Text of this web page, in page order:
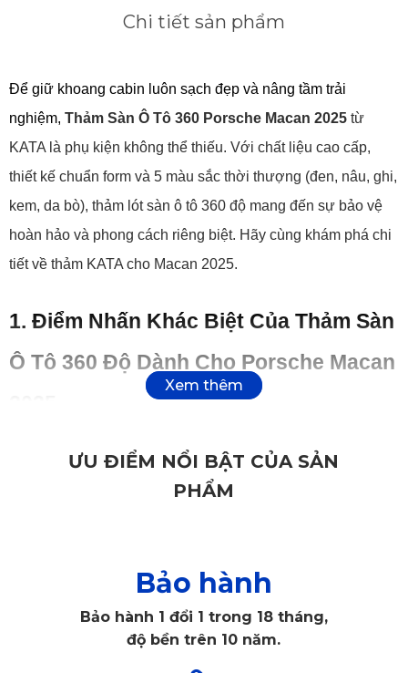
Chi tiết sản phẩm
Để giữ khoang cabin luôn sạch đẹp và nâng tầm trải
nghiệm, Thảm Sàn Ô Tô 360 Porsche Macan 2025 từ
KATA là phụ kiện không thể thiếu. Với chất liệu cao cấp,
thiết kế chuẩn form và 5 màu sắc thời thượng (đen, nâu, ghi,
kem, da bò), thảm lót sàn ô tô 360 độ mang đến sự bảo vệ
hoàn hảo và phong cách riêng biệt. Hãy cùng khám phá chi
tiết về thảm KATA cho Macan 2025.
1. Điểm Nhấn Khác Biệt Của Thảm Sàn
Ô Tô 360 Độ Dành Cho Porsche Macan
kiện bảo vệ mà còn là biểu tượng của sự tinh tế, xứng tầm
với chiếc SUV hạng sang này. Được thiết kế để đáp ứng
cùng khám phá những điểm nhấn khác biệt khiến thảm
KATA trở thành lựa chọn hàng đầu cho Porsche Macan.
Thảm Sàn Ô Tô 360 KATA được thiết kế đo riêng cho
ƯU ĐIỂM NỔI BẬT CỦA SẢN
PHẨM
Bảo hành
Bảo hành 1 đổi 1 trong 18 tháng,
độ bền trên 10 năm.